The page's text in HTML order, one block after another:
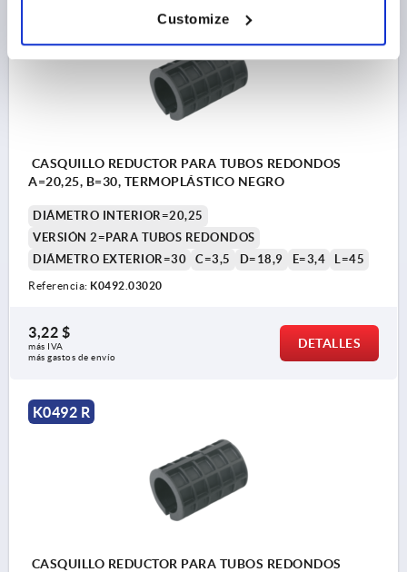
Customize
CASQUILLO REDUCTOR PARA TUBOS REDONDOS
A=20,25, B=30, TERMOPLÁSTICO NEGRO
DIÁMETRO INTERIOR=20,25
VERSIÓN 2=PARA TUBOS REDONDOS
DIÁMETRO EXTERIOR=30
C=3,5 D=18,9 E=3,4 L=45
Referencia: K0492.03020
3,22 $
más IVA
más gastos de envío
DETALLES
K0492 R
CASQUILLO REDUCTOR PARA TUBOS REDONDOS